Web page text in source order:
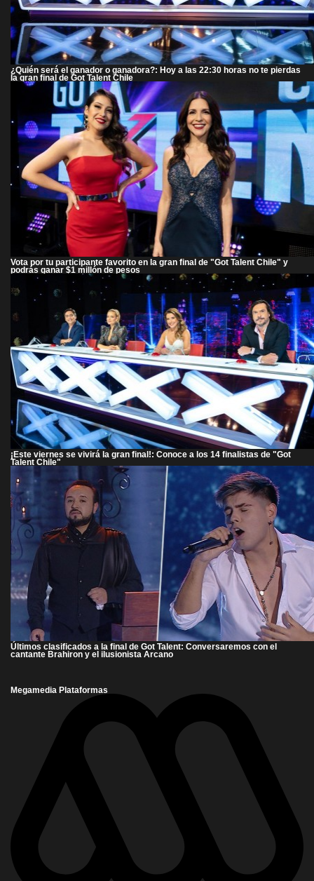
¿Quién será el ganador o ganadora?: Hoy a las 22:30 horas no te pierdas
la gran final de Got Talent Chile
Vota por tu participante favorito en la gran final de "Got Talent Chile" y
podrás ganar $1 millón de pesos
¡Este viernes se vivirá la gran final!: Conoce a los 14 finalistas de "Got
Talent Chile"
Últimos clasificados a la final de Got Talent: Conversaremos con el
cantante Brahiron y el ilusionista Arcano
Megamedia Plataformas